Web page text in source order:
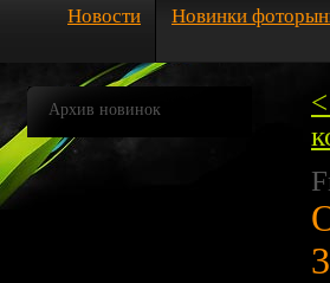
Новости Новинки
Архив новинок